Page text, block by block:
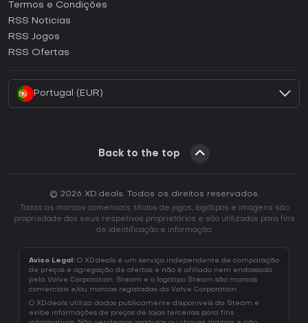
Como ativar uma CD Key GOG?
Como ativar uma CD Key Ubisoft Connect?
Termos e Condições
RSS Noticias
RSS Jogos
RSS Ofertas
Portugal (EUR)
Back to the top
© 2026 XD.deals. Todos os direitos reservados.
Todas as marcas comerciais, títulos de jogos, logótipos e imagens são
propriedade dos seus respetivos proprietários e são utilizados para fins
de identificação e informação.
Aviso Legal: O XD.deals é um serviço independente de comparação
de preços e agregação de ofertas e não é afiliado nem endossado
pela Valve Corporation. Steam e o logótipo Steam são marcas
comerciais e/ou marcas registadas da Valve Corporation.
O XD.deals utiliza dados publicamente disponíveis da Steam e
exibe informações de preços de lojas terceiras para fins